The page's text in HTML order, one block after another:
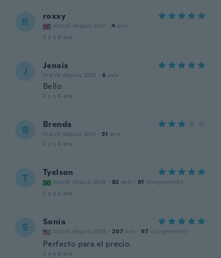
R roxxy
Inscrit depuis 2017 · 4 avis
il y a 6 ans
J Jenais
Inscrit depuis 2015 · 6 avis
Bello
il y a 6 ans
B Brenda
Inscrit depuis 2013 · 31 avis
il y a 6 ans
T Tyelson
Inscrit depuis 2018 · 82 avis · 61 chargements
il y a 6 ans
S Sonia
Inscrit depuis 2016 · 207 avis · 97 chargements
Perfecto para el precio.
il y a 6 ans